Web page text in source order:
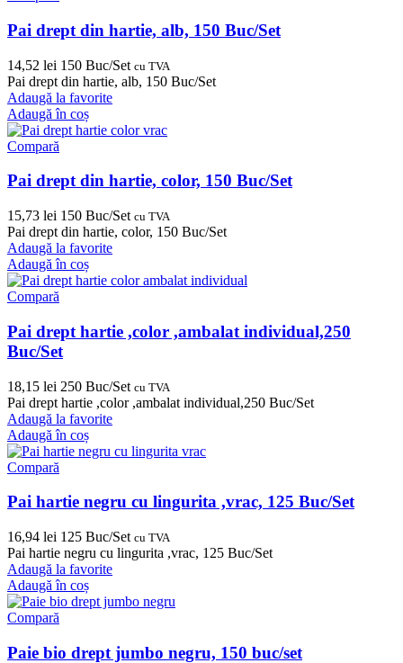
Pai drept din hartie, alb, 150 Buc/Set
14,52 lei 150 Buc/Set cu TVA
Pai drept din hartie, alb, 150 Buc/Set
Adaugă la favorite
Adaugă în coș
Compară
Pai drept din hartie, color, 150 Buc/Set
15,73 lei 150 Buc/Set cu TVA
Pai drept din hartie, color, 150 Buc/Set
Adaugă la favorite
Adaugă în coș
Compară
Pai drept hartie ,color ,ambalat individual,250
Buc/Set
18,15 lei 250 Buc/Set cu TVA
Pai drept hartie ,color ,ambalat individual,250 Buc/Set
Adaugă la favorite
Adaugă în coș
Compară
Pai hartie negru cu lingurita ,vrac, 125 Buc/Set
16,94 lei 125 Buc/Set cu TVA
Pai hartie negru cu lingurita ,vrac, 125 Buc/Set
Adaugă la favorite
Adaugă în coș
Compară
Paie bio drept jumbo negru, 150 buc/set